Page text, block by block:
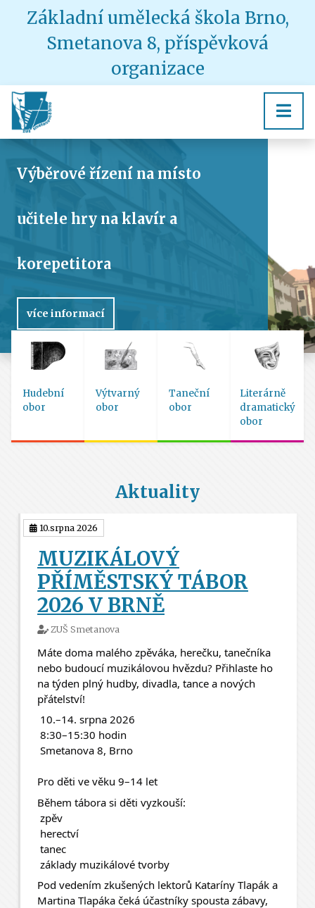
Základní umělecká škola Brno,
Smetanova 8, příspěvková
organizace
Výběrové řízení na místo
učitele hry na klavír a
korepetitora
více informací
Hudební
obor
Výtvarný
obor
Taneční
obor
Literárně
dramatický
obor
Aktuality
10.srpna 2026
MUZIKÁLOVÝ
PŘÍMĚSTSKÝ TÁBOR
2026 V BRNĚ
ZUŠ Smetanova
Máte doma malého zpěváka, herečku, tanečníka
nebo budoucí muzikálovou hvězdu? Přihlaste ho
na týden plný hudby, divadla, tance a nových
přátelství!
10.–14. srpna 2026
8:30–15:30 hodin
Smetanova 8, Brno
Pro děti ve věku 9–14 let
Během tábora si děti vyzkouší:
zpěv
herectví
tanec
základy muzikálové tvorby
Pod vedením zkušených lektorů Kataríny Tlapák a
Martina Tlapáka čeká účastníky spousta zábavy,